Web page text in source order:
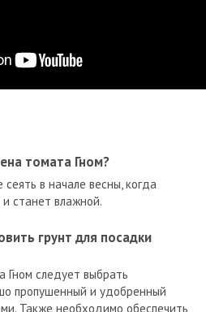
томата Гном?
в начале весны, когда
и станет влажной.
грунт для посадки
Гном следует выбрать
пропушенный и удобренный
Также необходимо обеспечить